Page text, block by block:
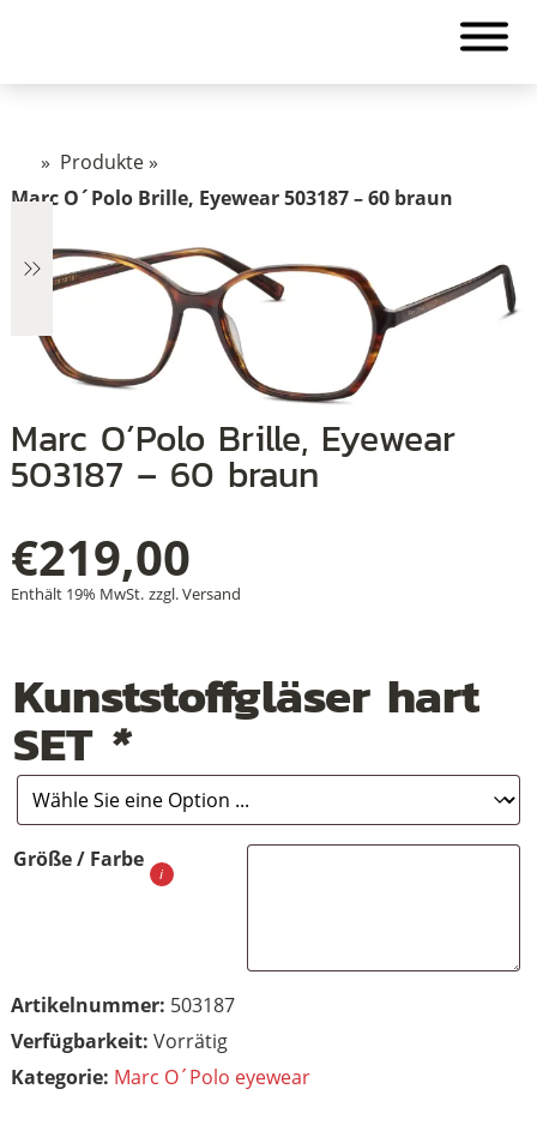
» Produkte»
Marc O´Polo Brille, Eyewear 503187 – 60 braun
Marc O´Polo Brille, Eyewear
503187 – 60 braun
€219,00
Enthält 19% MwSt. zzgl.Versand
Kunststoffgläser hart
SET *
Größe / Farbe
Artikelnummer: 503187
Vorrätig
Kategorie: Marc O´Polo eyewear
118
+
+